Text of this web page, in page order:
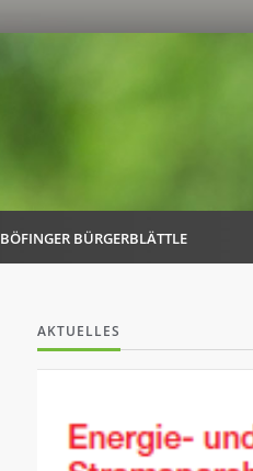
BÖFINGER BÜRGERBLÄTTLE
AKTUELLES